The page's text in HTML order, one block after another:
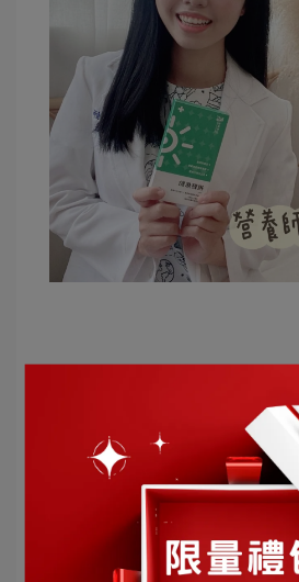
文章分類 葉黃素 益
益生菌 膳食
營養師推薦 視野焦點